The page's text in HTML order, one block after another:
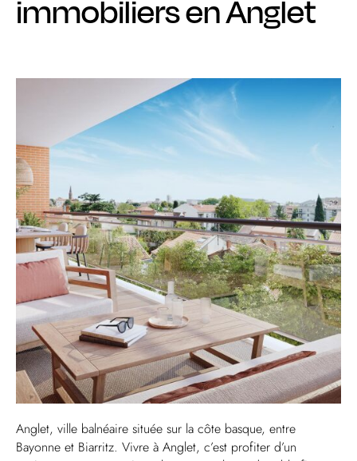
immobiliers en Anglet
Anglet, ville balnéaire située sur la côte basque, entre
Bayonne et Biarritz. Vivre à Anglet, c’est profiter d’un